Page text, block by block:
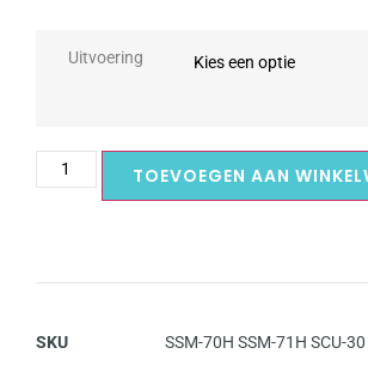
Uitvoering
TOEVOEGEN AAN
SKU
SSM-70H SSM-71H SCU-30